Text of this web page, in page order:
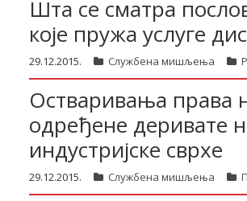
Шта се сматра
које пружа услуге
29.12.2015. Службена мишљења
Остваривања права
одређене деривате
индустријске сврхе
29.12.2015. Службена мишљења